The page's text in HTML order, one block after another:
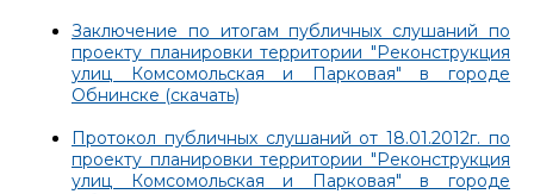
Заключение по итогам публичных слушаний по
проекту планировки территории "Реконструкция
улиц Комсомольская и Парковая" в городе
Обнинске (скачать)
Протокол публичных слушаний от 18.01.2012г. по
проекту планировки территории "Реконструкция
улиц Комсомольская и Парковая" в городе